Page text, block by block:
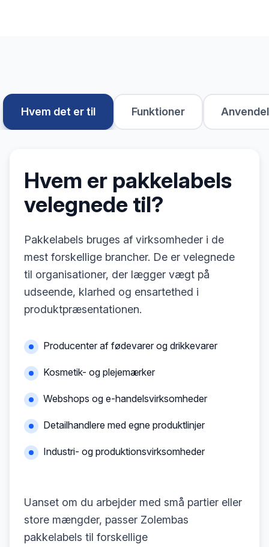
Hvem det er til Funktioner
Hvem er pakkelabels
velegnede til?
Pakkelabels bruges af virksomheder i de
mest forskellige brancher. De er velegnede
til organisationer, der lægger vægt på
udseende, klarhed og ensartethed i
produktpræsentationen.
Producenter af fødevarer og drikkevarer
Kosmetik- og plejemærker
Webshops og e-handelsvirksomheder
Detailhandlere med egne produktlinjer
Industri- og produktionsvirksomheder
Uanset om du arbejder med små partier eller
store mængder, passer Zolembas
pakkelabels til forskellige